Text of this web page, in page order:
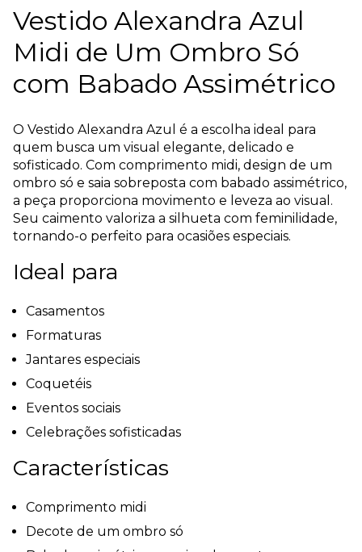
Vestido Alexandra Azul
Midi de Um Ombro Só
com Babado Assimétrico
O Vestido Alexandra Azul é a escolha ideal para
quem busca um visual elegante, delicado e
sofisticado. Com comprimento midi, design de um
ombro só e saia sobreposta com babado assimétrico,
a peça proporciona movimento e leveza ao visual.
Seu caimento valoriza a silhueta com feminilidade,
tornando-o perfeito para ocasiões especiais.
Ideal para
Casamentos
Formaturas
Jantares especiais
Coquetéis
Eventos sociais
Celebrações sofisticadas
Características
Comprimento midi
Decote de um ombro só